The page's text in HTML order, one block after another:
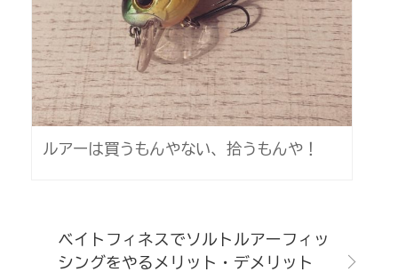
ルアーは買うもんやない、拾うもんや！
ベイトフィネスでソルトルアーフィッ
シングをやるメリット・デメリット